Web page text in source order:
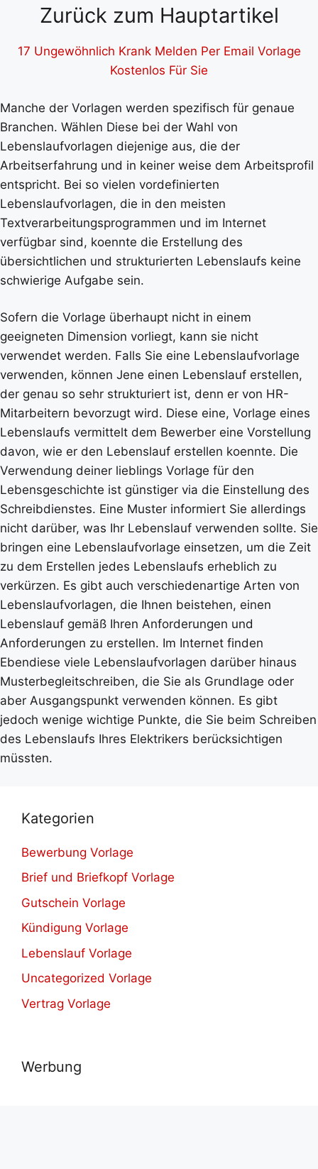
Zurück zum Hauptartikel
17 Ungewöhnlich Krank Melden Per Email Vorlage
Kostenlos Für Sie
Manche der Vorlagen werden spezifisch für genaue
Branchen. Wählen Diese bei der Wahl von
Lebenslaufvorlagen diejenige aus, die der
Arbeitserfahrung und in keiner weise dem Arbeitsprofil
entspricht. Bei so vielen vordefinierten
Lebenslaufvorlagen, die in den meisten
Textverarbeitungsprogrammen und im Internet
verfügbar sind, koennte die Erstellung des
übersichtlichen und strukturierten Lebenslaufs keine
schwierige Aufgabe sein.
Sofern die Vorlage überhaupt nicht in einem
geeigneten Dimension vorliegt, kann sie nicht
verwendet werden. Falls Sie eine Lebenslaufvorlage
verwenden, können Jene einen Lebenslauf erstellen,
der genau so sehr strukturiert ist, denn er von HR-
Mitarbeitern bevorzugt wird. Diese eine, Vorlage eines
Lebenslaufs vermittelt dem Bewerber eine Vorstellung
davon, wie er den Lebenslauf erstellen koennte. Die
Verwendung deiner lieblings Vorlage für den
Lebensgeschichte ist günstiger via die Einstellung des
Schreibdienstes. Eine Muster informiert Sie allerdings
nicht darüber, was Ihr Lebenslauf verwenden sollte. Sie
bringen eine Lebenslaufvorlage einsetzen, um die Zeit
zu dem Erstellen jedes Lebenslaufs erheblich zu
verkürzen. Es gibt auch verschiedenartige Arten von
Lebenslaufvorlagen, die Ihnen beistehen, einen
Lebenslauf gemäß Ihren Anforderungen und
Anforderungen zu erstellen. Im Internet finden
Ebendiese viele Lebenslaufvorlagen darüber hinaus
Musterbegleitschreiben, die Sie als Grundlage oder
aber Ausgangspunkt verwenden können. Es gibt
jedoch wenige wichtige Punkte, die Sie beim Schreiben
des Lebenslaufs Ihres Elektrikers berücksichtigen
müssten.
Kategorien
Bewerbung Vorlage
Brief und Briefkopf Vorlage
Gutschein Vorlage
Kündigung Vorlage
Lebenslauf Vorlage
Uncategorized Vorlage
Vertrag Vorlage
Werbung